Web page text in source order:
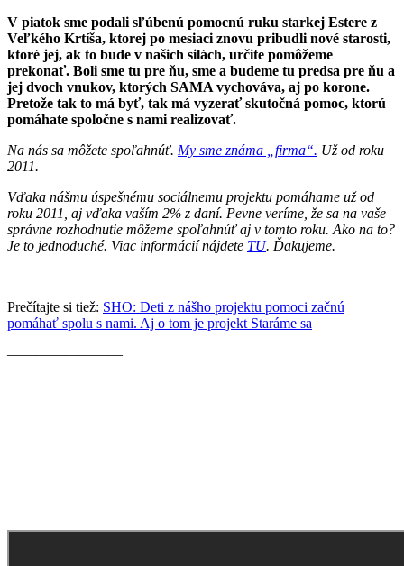
V piatok sme podali sľúbenú pomocnú ruku starkej Estere z
Veľkého Krtíša, ktorej po mesiaci znovu pribudli nové starosti,
ktoré jej, ak to bude v našich silách, určite pomôžeme
prekonať. Boli sme tu pre ňu, sme a budeme tu predsa pre ňu a
jej dvoch vnukov, ktorých SAMA vychováva, aj po korone.
Pretože tak to má byť, tak má vyzerať skutočná pomoc, ktorú
pomáhate spoločne s nami realizovať.
Na nás sa môžete spoľahnúť. My sme známa „firma“. Už od roku
2011.
Vďaka nášmu úspešnému sociálnemu projektu pomáhame už od
roku 2011, aj vďaka vaším 2% z daní. Pevne veríme, že sa na vaše
správne rozhodnutie môžeme spoľahnúť aj v tomto roku. Ako na to?
Je to jednoduché. Viac informácií nájdete TU. Ďakujeme.
————————
Prečítajte si tiež: SHO: Deti z nášho projektu pomoci začnú
pomáhať spolu s nami. Aj o tom je projekt Staráme sa
————————